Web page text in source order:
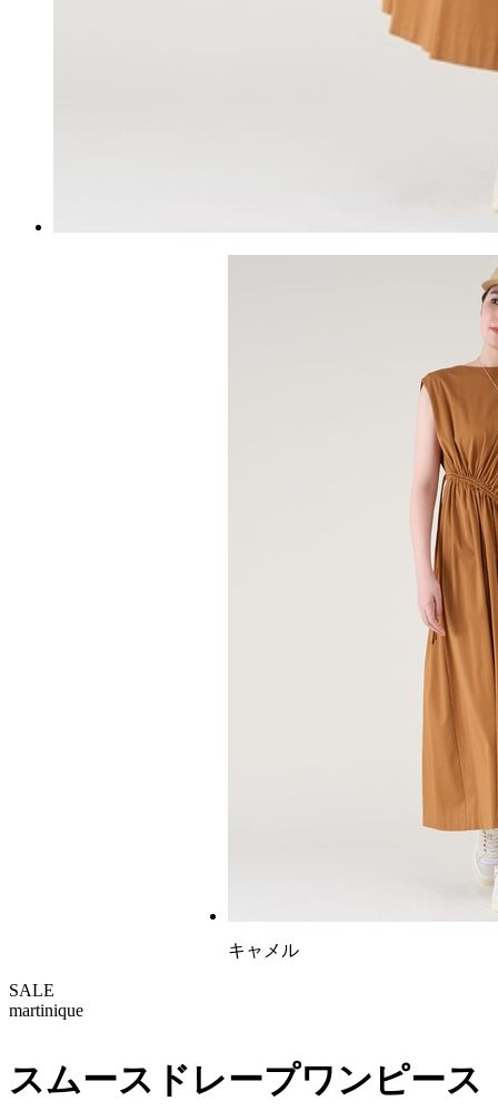
キャメル
SALE
martinique
スムースドレープワンピース